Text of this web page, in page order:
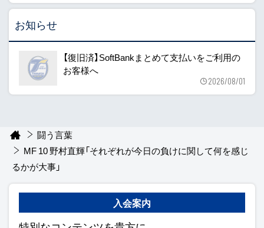
お知らせ
【復旧済】SoftBankまとめて支払いをご利用の
お客様へ
2026/08/01
闘う言葉
MF 10 野村直輝「それぞれが今日の負けに関して何を感じ
るかが大事」
入会案内